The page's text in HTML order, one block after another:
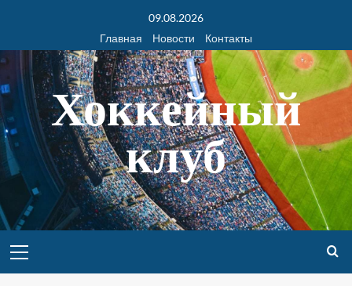
09.08.2026
Главная
Новости Контакты
Хоккейный
клуб